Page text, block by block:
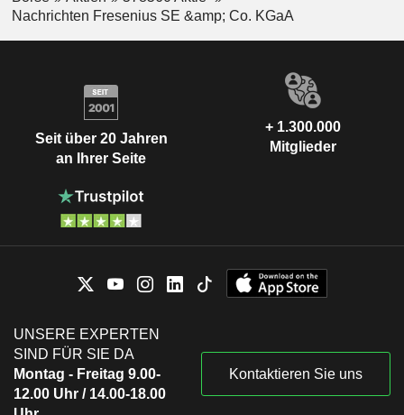
Nachrichten Fresenius SE &amp; Co. KGaA
Seit über 20 Jahren
an Ihrer Seite
+ 1.300.000
Mitglieder
UNSERE EXPERTEN
SIND FÜR SIE DA
Montag - Freitag 9.00-
12.00 Uhr / 14.00-18.00
Kontaktieren Sie uns